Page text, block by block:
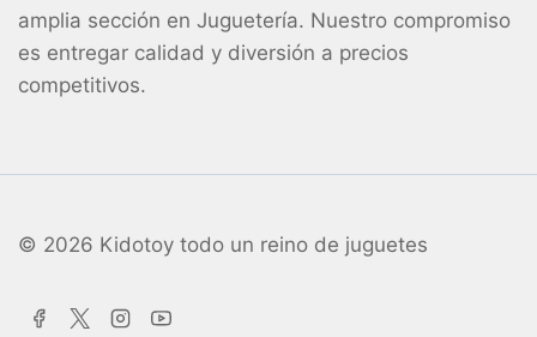
amplia sección en Juguetería. Nuestro compromiso
es entregar calidad y diversión a precios
competitivos.
© 2026 Kidotoy todo un reino de juguetes